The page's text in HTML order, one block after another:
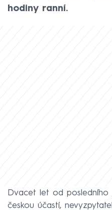
hodiny ranní.
Dvacet let od posledního
českou účastí,